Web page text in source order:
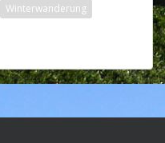
Winterwanderung